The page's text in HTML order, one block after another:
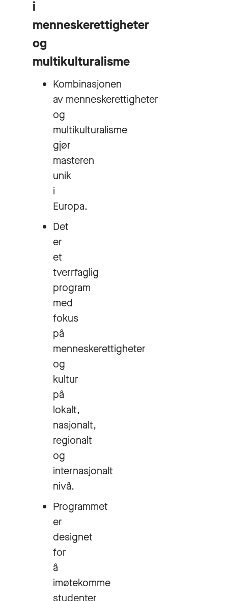
i
menneskerettigheter
og
multikulturalisme
Kombinasjonen
av menneskerettigheter
og
multikulturalisme
gjør
masteren
unik
i
Europa.
Det
er
et
tverrfaglig
program
med
fokus
på
menneskerettigheter
og
kultur
på
lokalt,
nasjonalt,
regionalt
og
internasjonalt
nivå.
Programmet
er
designet
for
å
imøtekomme
studenter